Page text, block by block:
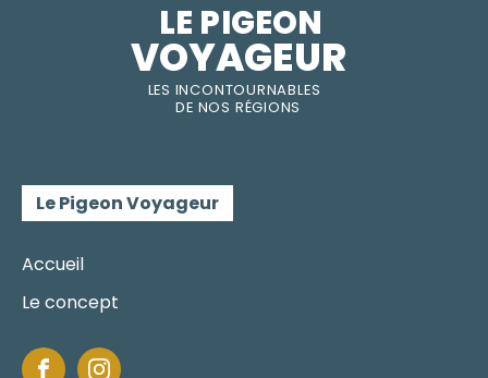
LES INCONTOURNABLES
DE NOS RÉGIONS
LE PIGEON
VOYAGEUR
Le Pigeon Voyageur
Accueil
Le concept